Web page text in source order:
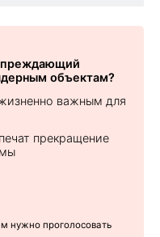
объектам?
важным для
прекращение
нужно проголосовать